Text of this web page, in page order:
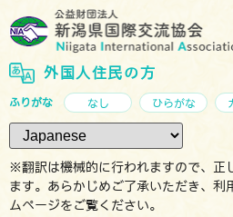
外国人住民の方
ふりがな なし ひらがな
※翻訳は機械的に行われますので、正
ます。あらかじめご了承いただき、利
ムページをご覧ください。